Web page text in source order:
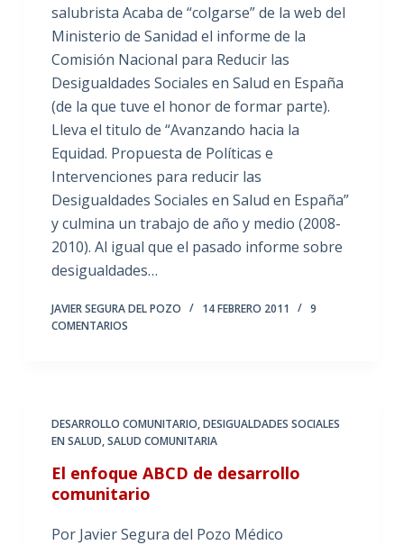
salubrista Acaba de “colgarse” de la web del
Ministerio de Sanidad el informe de la
Comisión Nacional para Reducir las
Desigualdades Sociales en Salud en España
(de la que tuve el honor de formar parte).
Lleva el titulo de “Avanzando hacia la
Equidad. Propuesta de Políticas e
Intervenciones para reducir las
Desigualdades Sociales en Salud en España”
y culmina un trabajo de año y medio (2008-
2010). Al igual que el pasado informe sobre
desigualdades…
JAVIER SEGURA DEL POZO 14 FEBRERO 2011
9
COMENTARIOS
DESARROLLO COMUNITARIO,DESIGUALDADES SOCIALES
EN SALUD,SALUD COMUNITARIA
El enfoque ABCD de desarrollo
comunitario
Por Javier Segura del Pozo Médico